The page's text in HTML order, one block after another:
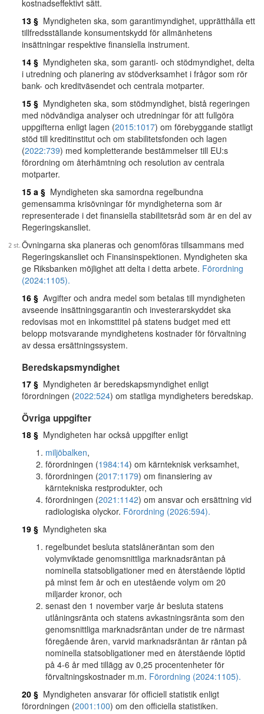
kostnadseffektivt sätt.
13 § Myndigheten ska, som garantimyndighet, upprätthålla ett
tillfredsställande konsumentskydd för allmänhetens
insättningar respektive finansiella instrument.
14 § Myndigheten ska, som garanti- och stödmyndighet, delta
i utredning och planering av stödverksamhet i frågor som rör
bank- och kreditväsendet och centrala motparter.
15 § Myndigheten ska, som stödmyndighet, bistå regeringen
med nödvändiga analyser och utredningar för att fullgöra
uppgifterna enligt lagen (2015:1017) om förebyggande statligt
stöd till kreditinstitut och om stabilitetsfonden och lagen
(2022:739) med kompletterande bestämmelser till EU:s
förordning om återhämtning och resolution av centrala
motparter.
15 a § Myndigheten ska samordna regelbundna
gemensamma krisövningar för myndigheterna som är
representerade i det finansiella stabilitetsråd som är en del av
Regeringskansliet.
Övningarna ska planeras och genomföras tillsammans med
Regeringskansliet och Finansinspektionen. Myndigheten ska
ge Riksbanken möjlighet att delta i detta arbete. Förordning
(2024:1105).
16 § Avgifter och andra medel som betalas till myndigheten
avseende insättningsgarantin och investerarskyddet ska
redovisas mot en inkomsttitel på statens budget med ett
belopp motsvarande myndighetens kostnader för förvaltning
av dessa ersättningssystem.
Beredskapsmyndighet
17 § Myndigheten är beredskapsmyndighet enligt
förordningen (2022:524) om statliga myndigheters beredskap.
Övriga uppgifter
18 § Myndigheten har också uppgifter enligt
miljöbalken,
förordningen (1984:14) om kärnteknisk verksamhet,
förordningen (2017:1179) om finansiering av
kärntekniska restprodukter, och
förordningen (2021:1142) om ansvar och ersättning vid
radiologiska olyckor. Förordning (2026:594).
19 § Myndigheten ska
regelbundet besluta statslåneräntan som den
volymviktade genomsnittliga marknadsräntan på
nominella statsobligationer med en återstående löptid
på minst fem år och en utestående volym om 20
miljarder kronor, och
senast den 1 november varje år besluta statens
utlåningsränta och statens avkastningsränta som den
genomsnittliga marknadsräntan under de tre närmast
föregående åren, varvid marknadsräntan är räntan på
nominella statsobligationer med en återstående löptid
på 4-6 år med tillägg av 0,25 procentenheter för
förvaltningskostnader m.m. Förordning (2024:1105).
20 § Myndigheten ansvarar för officiell statistik enligt
förordningen (2001:100) om den officiella statistiken.